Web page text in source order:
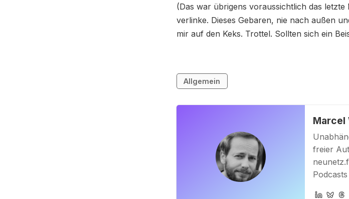
(Das war übrigens voraussichtlich das letzte
verlinke. Dieses Gebaren, nie nach außen
mir auf den Keks. Trottel. Sollten sich ein
Allgemein
Marcel
freier